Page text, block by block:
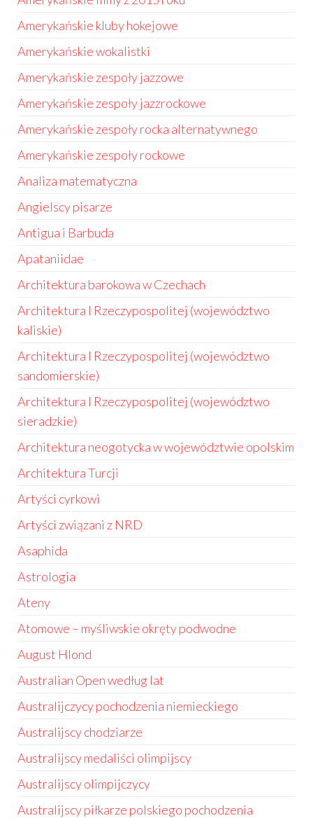
Amerykańskie kluby hokejowe
Amerykańskie wokalistki
Amerykańskie zespoły jazzowe
Amerykańskie zespoły jazzrockowe
Amerykańskie zespoły rocka alternatywnego
Amerykańskie zespoły rockowe
Analiza matematyczna
Angielscy pisarze
Antigua i Barbuda
Apataniidae
Architektura barokowa w Czechach
Architektura I Rzeczypospolitej (województwo
kaliskie)
Architektura I Rzeczypospolitej (województwo
sandomierskie)
Architektura I Rzeczypospolitej (województwo
sieradzkie)
Architektura neogotycka w województwie opolskim
Architektura Turcji
Artyści cyrkowi
Artyści związani z NRD
Asaphida
Astrologia
Ateny
Atomowe – myśliwskie okręty podwodne
August Hlond
Australian Open według lat
Australijczycy pochodzenia niemieckiego
Australijscy chodziarze
Australijscy medaliści olimpijscy
Australijscy olimpijczycy
Australijscy piłkarze polskiego pochodzenia